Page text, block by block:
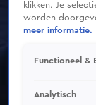
klikken. Je
worden
meer informatie.
Functioneel &
Analytisch